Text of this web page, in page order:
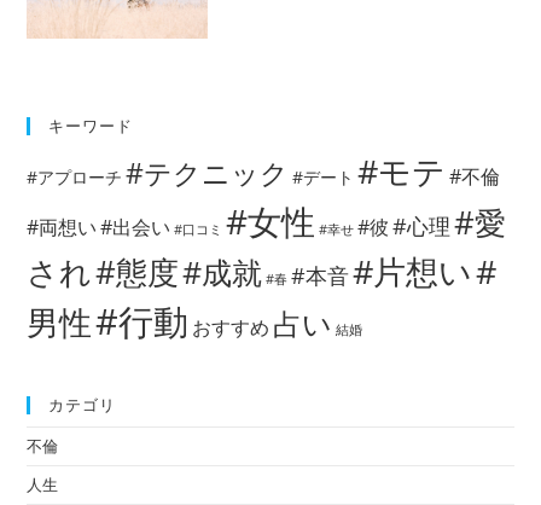
キーワード
#アプローチ #テクニック #デート #モテ #不倫
#両想い#出会い #口コミ #女性 #幸せ #彼#心理#愛
され#態度#成就 #春 #本音#片想い#
男性#行動 おすすめ 占い 結婚
カテゴリ
不倫
人生